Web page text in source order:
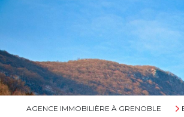
AGENCE IMMOBILIÈRE À GRENOBLE